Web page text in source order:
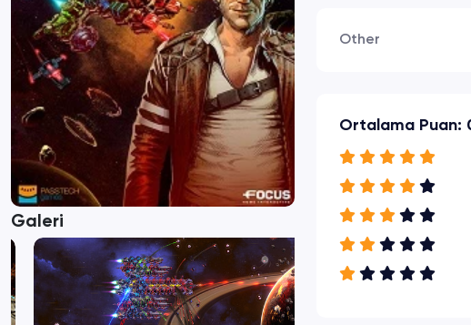
Galeri
Other
Ortalama Puan: